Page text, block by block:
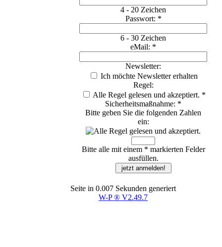
4 - 20 Zeichen
Passwort: *
6 - 30 Zeichen
eMail: *
Newsletter:
Ich möchte Newsletter erhalten
Regel:
Alle Regel gelesen und akzeptiert. *
Sicherheitsmaßnahme: *
Bitte geben Sie die folgenden Zahlen
ein:
Bitte alle mit einem * markierten Felder
ausfüllen.
Seite in 0.007 Sekunden generiert
W-P ® V2.49.7